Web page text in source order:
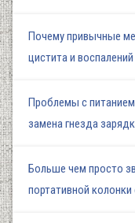
Почему привычные
цистита и
Проблемы с
замена гнезда
Больше чем просто
портативной